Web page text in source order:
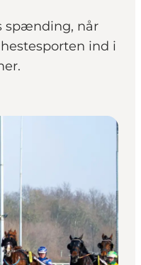
spænding, når
ind i